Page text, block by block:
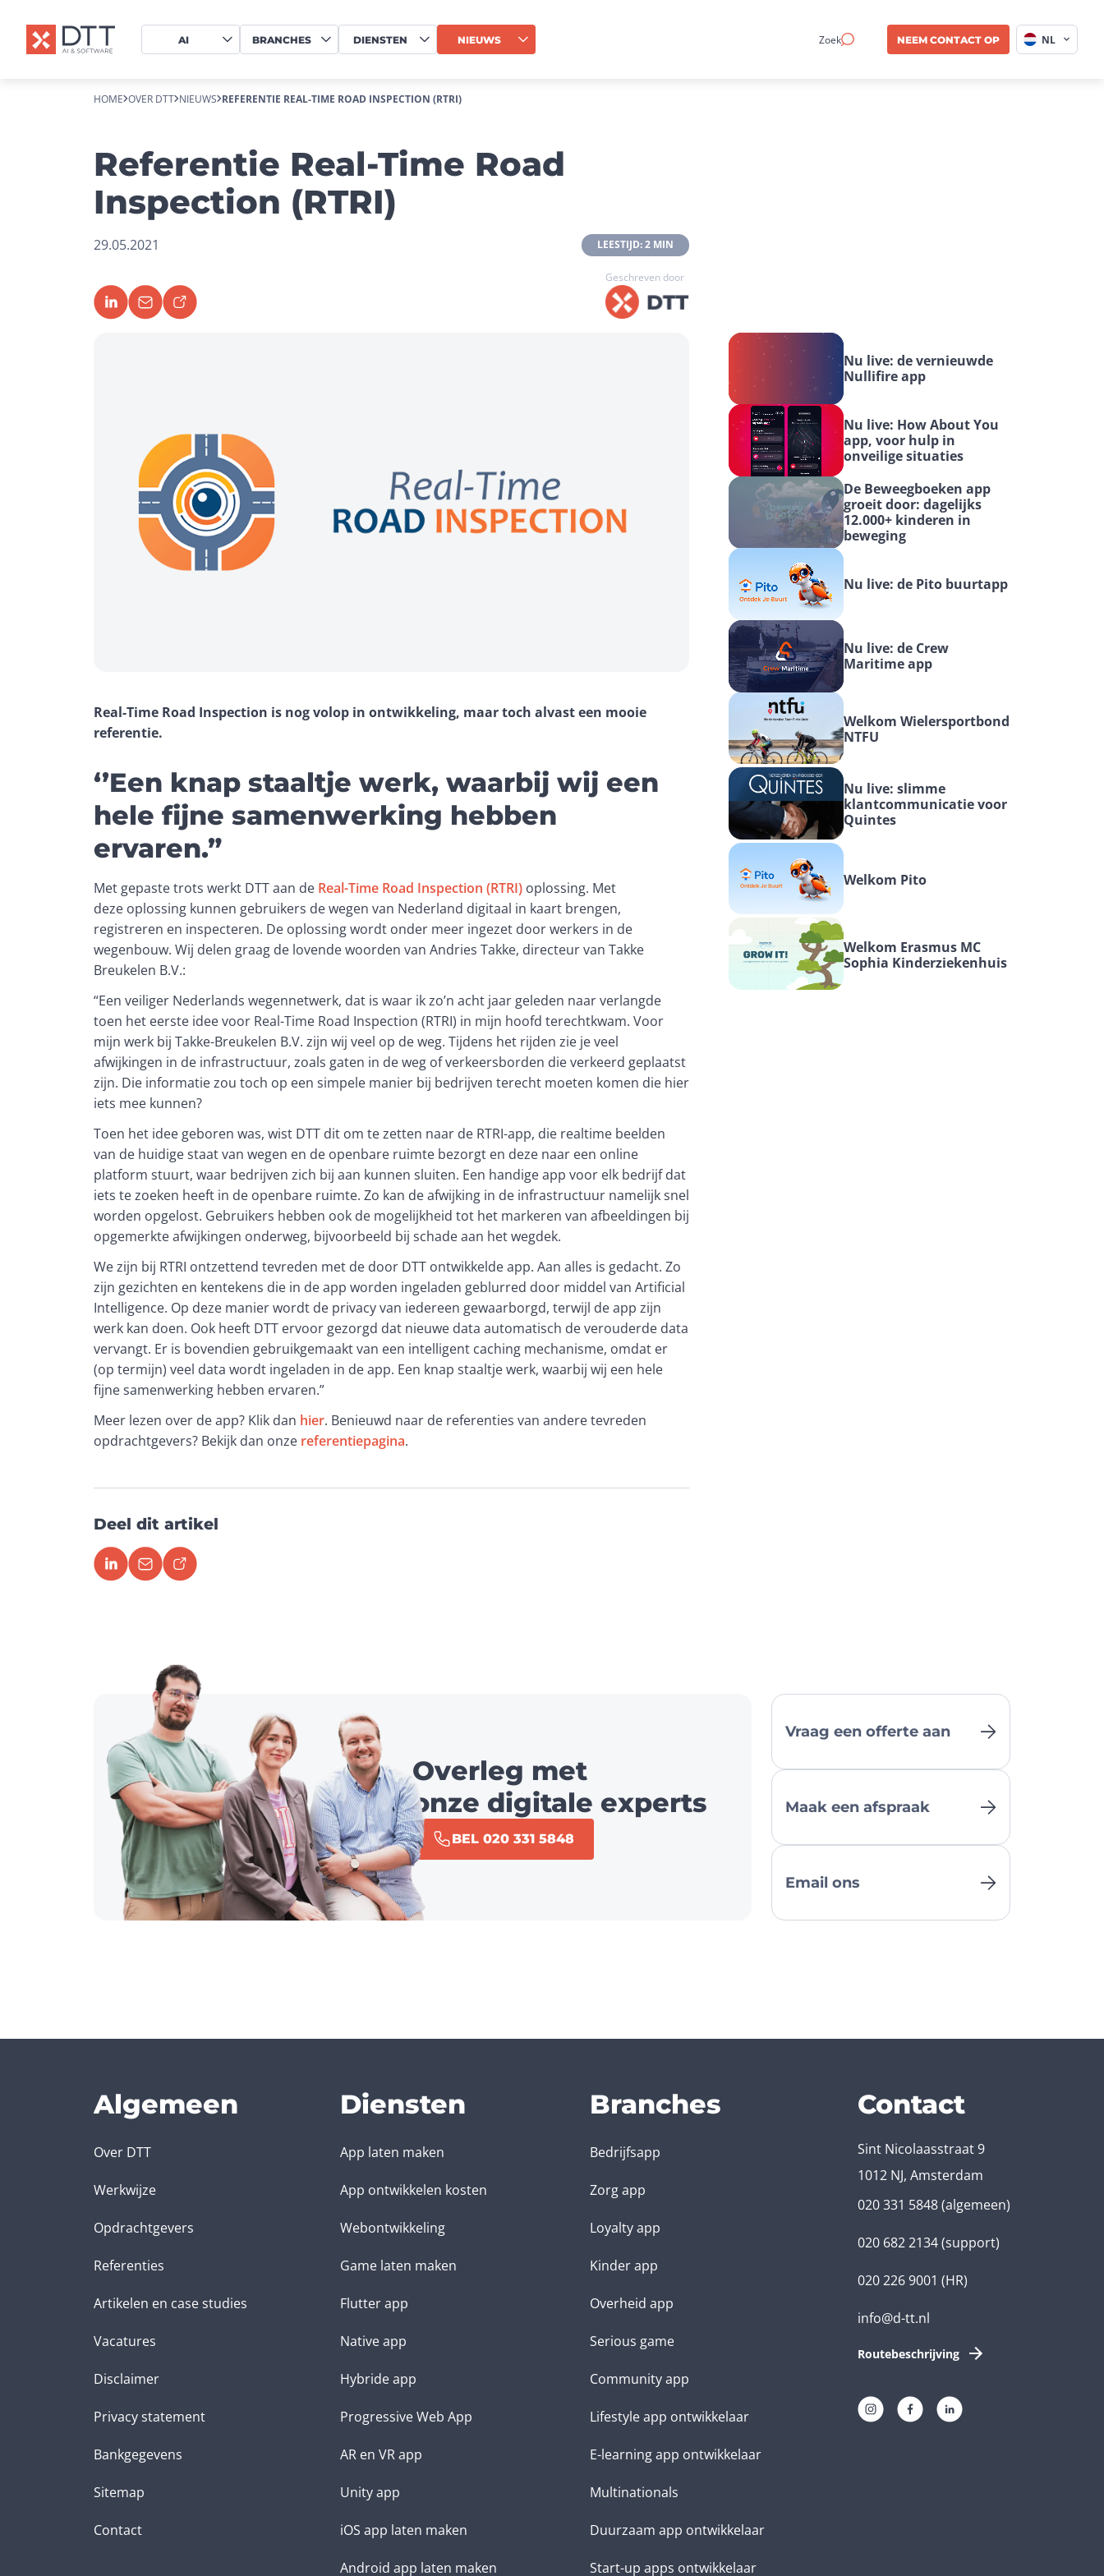
AI BRANCHES DIENSTEN NIEUWS Zoek NEEM CONTACT OP NL
HOME OVER DTT NIEUWS REFERENTIE REAL-TIME ROAD INSPECTION (RTRI)
Referentie Real-Time Road
Inspection (RTRI)
29.05.2021 LEESTIJD: 2 MIN
Geschreven door
Real-Time Road Inspection is nog volop in ontwikkeling, maar toch alvast een mooie
referentie.
‘’Een knap staaltje werk, waarbij wij een
hele fijne samenwerking hebben
ervaren.”
Met gepaste trots werkt DTT aan de Real-Time Road Inspection (RTRI) oplossing. Met
deze oplossing kunnen gebruikers de wegen van Nederland digitaal in kaart brengen,
registreren en inspecteren. De oplossing wordt onder meer ingezet door werkers in de
wegenbouw. Wij delen graag de lovende woorden van Andries Takke, directeur van Takke
Breukelen B.V.:
“Een veiliger Nederlands wegennetwerk, dat is waar ik zo’n acht jaar geleden naar verlangde
toen het eerste idee voor Real-Time Road Inspection (RTRI) in mijn hoofd terechtkwam. Voor
mijn werk bij Takke-Breukelen B.V. zijn wij veel op de weg. Tijdens het rijden zie je veel
afwijkingen in de infrastructuur, zoals gaten in de weg of verkeersborden die verkeerd geplaatst
zijn. Die informatie zou toch op een simpele manier bij bedrijven terecht moeten komen die hier
iets mee kunnen?
Toen het idee geboren was, wist DTT dit om te zetten naar de RTRI-app, die realtime beelden
van de huidige staat van wegen en de openbare ruimte bezorgt en deze naar een online
platform stuurt, waar bedrijven zich bij aan kunnen sluiten. Een handige app voor elk bedrijf dat
iets te zoeken heeft in de openbare ruimte. Zo kan de afwijking in de infrastructuur namelijk snel
worden opgelost. Gebruikers hebben ook de mogelijkheid tot het markeren van afbeeldingen bij
opgemerkte afwijkingen onderweg, bijvoorbeeld bij schade aan het wegdek.
We zijn bij RTRI ontzettend tevreden met de door DTT ontwikkelde app. Aan alles is gedacht. Zo
zijn gezichten en kentekens die in de app worden ingeladen geblurred door middel van Artificial
Intelligence. Op deze manier wordt de privacy van iedereen gewaarborgd, terwijl de app zijn
werk kan doen. Ook heeft DTT ervoor gezorgd dat nieuwe data automatisch de verouderde data
vervangt. Er is bovendien gebruikgemaakt van een intelligent caching mechanisme, omdat er
(op termijn) veel data wordt ingeladen in de app. Een knap staaltje werk, waarbij wij een hele
fijne samenwerking hebben ervaren.”
Meer lezen over de app? Klik dan hier. Benieuwd naar de referenties van andere tevreden
opdrachtgevers? Bekijk dan onze referentiepagina.
Deel dit artikel
Nu live: de vernieuwde
Nullifire app
Nu live: How About You
app, voor hulp in
onveilige situaties
De Beweegboeken app
groeit door: dagelijks
12.000+ kinderen in
beweging
Nu live: de Pito buurtapp
Nu live: de Crew
Maritime app
Welkom Wielersportbond
NTFU
Nu live: slimme
klantcommunicatie voor
Quintes
Welkom Pito
Welkom Erasmus MC
Sophia Kinderziekenhuis
Overleg met
onze digitale experts
BEL 020 331 5848
Vraag een offerte aan
Maak een afspraak
Email ons
Algemeen
Over DTT
Werkwijze
Opdrachtgevers
Referenties
Artikelen en case studies
Vacatures
Disclaimer
Privacy statement
Bankgegevens
Sitemap
Contact
Diensten
App laten maken
App ontwikkelen kosten
Webontwikkeling
Game laten maken
Flutter app
Native app
Hybride app
Progressive Web App
AR en VR app
Unity app
iOS app laten maken
Android app laten maken
Branches
Bedrijfsapp
Zorg app
Loyalty app
Kinder app
Overheid app
Serious game
Community app
Lifestyle app ontwikkelaar
E-learning app ontwikkelaar
Multinationals
Duurzaam app ontwikkelaar
Start-up apps ontwikkelaar
Contact
Sint Nicolaasstraat 9
1012 NJ, Amsterdam
020 331 5848(algemeen)
020 682 2134(support)
020 226 9001 (HR)
info@d-tt.nl
Routebeschrijving